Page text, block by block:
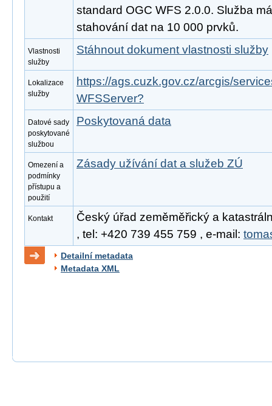
standard OGC WFS 2.0.0. Služba
stahování dat na 10 000 prvků.
Vlastnosti
služby
Stáhnout dokument vlastnosti služby
Lokalizace
služby
https://ags.cuzk.gov.cz/arcgis/
WFSServer?
Datové sady
poskytované
službou
Poskytovaná data
Omezení a
podmínky
přístupu a
použití
Zásady užívání dat a služeb ZÚ
Kontakt
Český úřad zeměměřický a
, tel: +420 739 455 759 , e-mail:
Detailní metadata
Metadata XML